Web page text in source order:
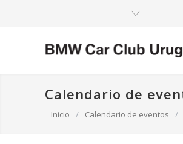
Calendario de
Inicio / Calendario de eventos /